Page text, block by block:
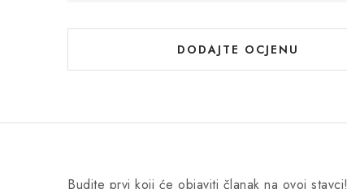
DODAJTE OCJENU
c
e
a
Budite prvi koji će objaviti članak na ovoj stavci!